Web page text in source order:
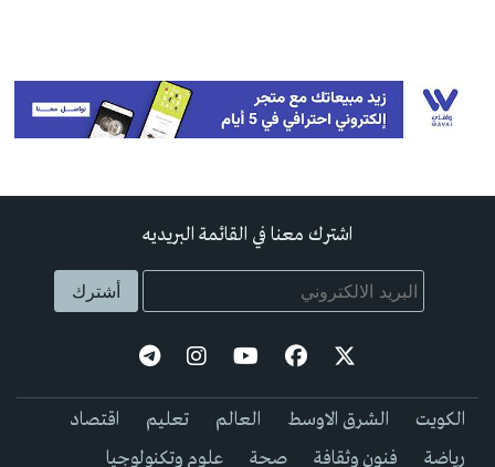
اشترك معنا في القائمة البريديه
الكويت الشرق الاوسط العالم تعليم
اقتصاد
رياضة
فنون وثقافة صحة علوم وتكنولوجيا